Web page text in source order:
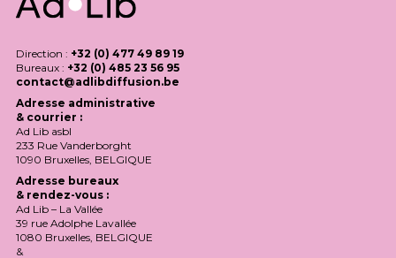
Direction : +32 (0) 477 49 89 19
Bureaux : +32 (0) 485 23 56 95
contact@adlibdiffusion.be
Adresse administrative
& courrier :
Ad Lib asbl
233 Rue Vanderborght
1090 Bruxelles, BELGIQUE
Adresse bureaux
& rendez-vous :
Ad Lib – La Vallée
39 rue Adolphe Lavallée
1080 Bruxelles, BELGIQUE
&